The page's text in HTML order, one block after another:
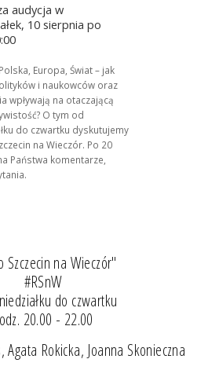
audycja w
10 sierpnia po
Europa, Świat – jak
i naukowców oraz
wpływają na otaczającą
O tym od
do czwartku dyskutujemy
na Wieczór. Po 20
Państwa komentarze,
Szczecin na Wieczór"
#RSnW
do czwartku
20.00 - 22.00
Agata Rokicka, Joanna Skonieczna